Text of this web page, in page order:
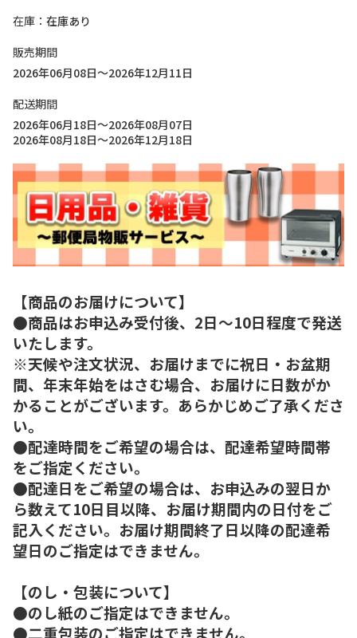
在庫
在庫あり
販売期間
2026年06月08日～2026年12月11日
配送期間
2026年06月18日～2026年08月07日
2026年08月18日～2026年12月18日
【商品のお届けについて】
●商品はお申込み受付後、2日～10日程度で発送
いたします。
※天候や注文状況、お届けまでに祝日・お盆期
間、年末年始をはさむ場合、お届けに日数がか
かることがございます。あらかじめご了承くださ
い。
●配達時間をご希望の場合は、配達希望時間帯
をご指定ください。
●配達日をご希望の場合は、お申込みの翌日か
ら数えて10日目以降、お届け期間内の日付をご
記入ください。お届け期間終了日以降の配達希
望日のご指定はできません。
【のし・包装について】
●のし紙のご指定はできません。
●二重包装のご指定はできません。